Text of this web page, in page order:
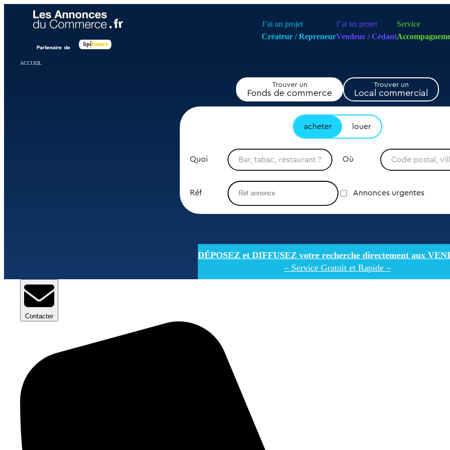
J’ai un projet
Créateur / Repreneur
J’ai un projet
Vendeur / Cédant
Service
ACCUEIL
Trouver un
Fonds de commerce
Trouver un
Local commercial
acheter louer
Quoi Où
Réf Annonces urgentes
DÉPOSEZ et DIFFUSEZ votre recherche directement aux
– Service Gratuit et Rapide –
Contacter
Panneau de gestion des cookies